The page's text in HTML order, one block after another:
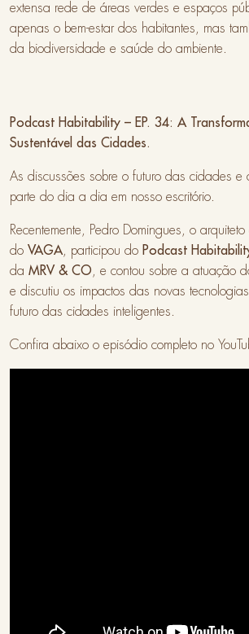
extensa rede de áreas verdes e espaços
apenas o bem-estar dos habitantes, mas
da biodiversidade e saúde do ambiente.
Podcast Habitability – EP. 34: A
Sustentável das Cidades.
As discussões sobre o futuro das cidades e
parte do dia a dia em nosso escritório.
Recentemente, Pedro Domingues, o arquiteto
do VAGA , participou do Podcast
da MRV & CO , e contou sobre a atuação
e discutiu os impactos das novas
futuro das cidades inteligentes.
Confira abaixo o episódio completo no